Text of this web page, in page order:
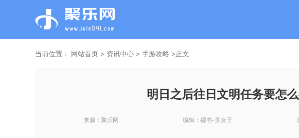
当前位置： 网站首页 > 资讯中心 > 手游攻略 >正文
明日之后往日文明任务要怎
来源： 聚乐网 编辑： 砚书-美女子